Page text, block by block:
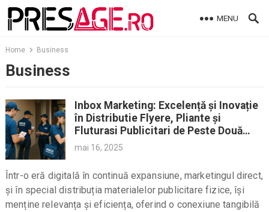
Skip
MENU
Home Business
Business
Inbox Marketing: Excelență și Inovație
în Distributie Flyere, Pliante și
Fluturasi Publicitari de Peste Două
Decenii
mai 16, 2025
Într-o eră digitală în continuă expansiune, marketingul direct,
și în special distribuția materialelor publicitare fizice, își
menține relevanța și eficiența, oferind o conexiune tangibilă